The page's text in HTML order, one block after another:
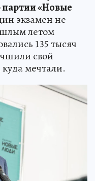
«Новые
экзамен не
летом
135 тысяч
свой
куда мечтали.